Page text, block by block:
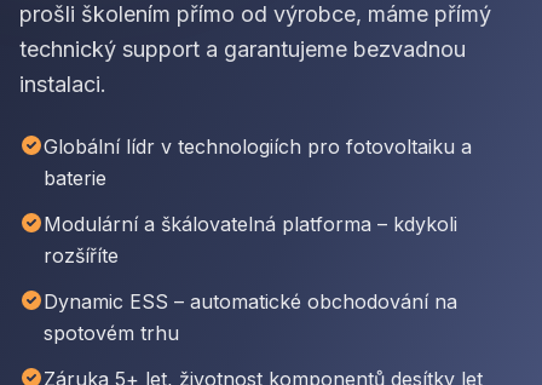
prošli školením přímo od výrobce, máme přímý
technický support a garantujeme bezvadnou
instalaci.
Globální lídr v technologiích pro fotovoltaiku a
baterie
Modulární a škálovatelná platforma – kdykoli
rozšíříte
Dynamic ESS – automatické obchodování na
spotovém trhu
Záruka 5+ let, životnost komponentů desítky let